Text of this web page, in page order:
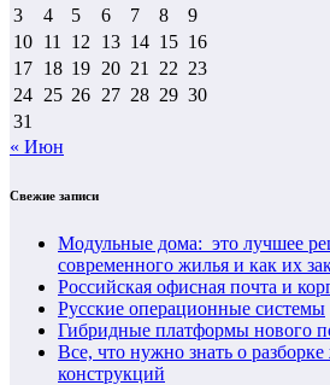
3
4 5 6 7 8
9
10 11 12 13 14 15 16
17 18 19 20 21 22 23
24 25 26 27 28 29 30
31
« Июн
Свежие записи
Модульные дома: это лучшее
современного жилья и как их
Российская офисная почта и
Русские операционные системы
Гибридные платформы нового
Все, что нужно знать о
конструкций